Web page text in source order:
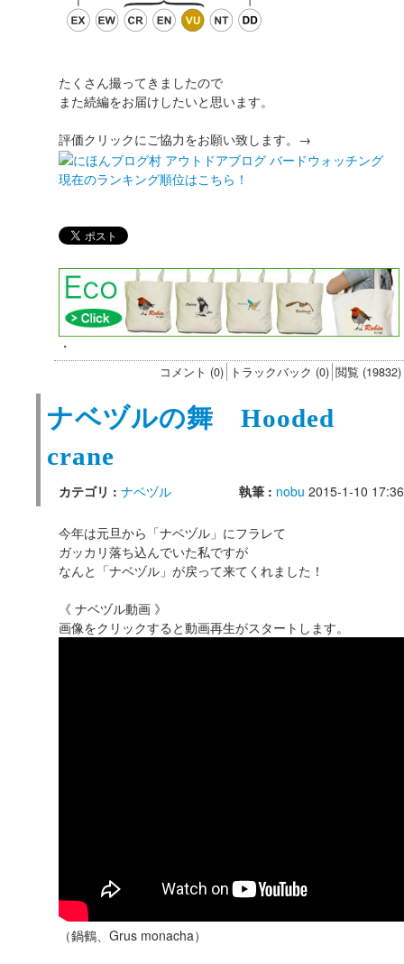
たくさん撮ってきましたので
また続編をお届けしたいと思います。
評価クリックにご協力をお願い致します。→
現在のランキング順位はこちら！
・
コメント (0) トラックバック (0) 閲覧 (19832)
ナベヅルの舞 Hooded
crane
カテゴリ : ナベヅル 執筆 : nobu 2015-1-10 17:36
今年は元旦から「ナベヅル」にフラレて
ガッカリ落ち込んでいた私ですが
なんと「ナベヅル」が戻って来てくれました！
《 ナベヅル動画 》
画像をクリックすると動画再生がスタートします。
（鍋鶴、Grus monacha）